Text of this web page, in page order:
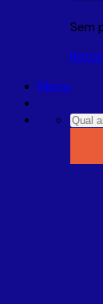
Sem
Menu